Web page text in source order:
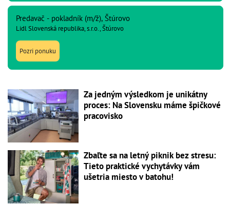
Predavač - pokladník (m/ž), Štúrovo
Lidl Slovenská republika, s.r.o., Štúrovo
Pozri ponuku
Za jedným výsledkom je unikátny
proces: Na Slovensku máme špičkové
pracovisko
Zbaľte sa na letný piknik bez stresu:
Tieto praktické vychytávky vám
ušetria miesto v batohu!